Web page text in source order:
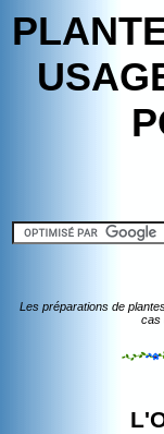
Les préparations de
cas